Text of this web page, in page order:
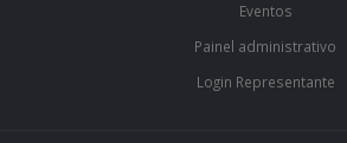
Eventos
Painel administrativo
Login Representante